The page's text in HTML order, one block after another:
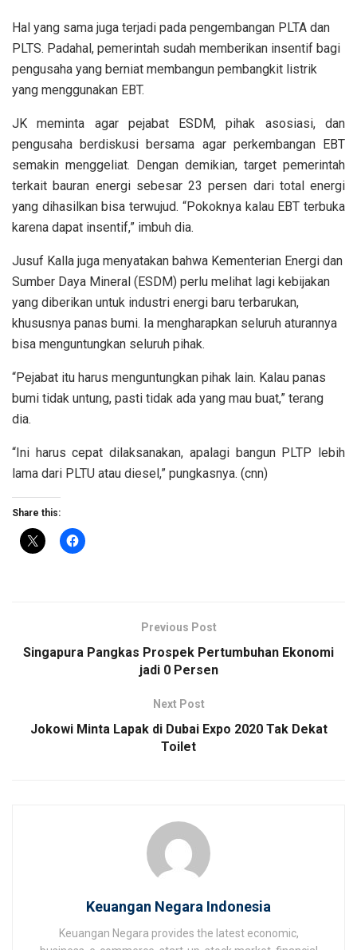
Hal yang sama juga terjadi pada pengembangan PLTA dan
PLTS. Padahal, pemerintah sudah memberikan insentif bagi
pengusaha yang berniat membangun pembangkit listrik
yang menggunakan EBT.
JK meminta agar pejabat ESDM, pihak asosiasi, dan
pengusaha berdiskusi bersama agar perkembangan EBT
semakin menggeliat. Dengan demikian, target pemerintah
terkait bauran energi sebesar 23 persen dari total energi
yang dihasilkan bisa terwujud. “Pokoknya kalau EBT terbuka
karena dapat insentif,” imbuh dia.
Jusuf Kalla juga menyatakan bahwa Kementerian Energi dan
Sumber Daya Mineral (ESDM) perlu melihat lagi kebijakan
yang diberikan untuk industri energi baru terbarukan,
khususnya panas bumi. Ia mengharapkan seluruh aturannya
bisa menguntungkan seluruh pihak.
“Pejabat itu harus menguntungkan pihak lain. Kalau panas
bumi tidak untung, pasti tidak ada yang mau buat,” terang
dia.
“Ini harus cepat dilaksanakan, apalagi bangun PLTP lebih
lama dari PLTU atau diesel,” pungkasnya. (cnn)
Share this:
Previous Post
Singapura Pangkas Prospek Pertumbuhan Ekonomi
jadi 0 Persen
Next Post
Jokowi Minta Lapak di Dubai Expo 2020 Tak Dekat
Toilet
Keuangan Negara Indonesia
Keuangan Negara provides the latest economic,